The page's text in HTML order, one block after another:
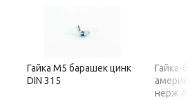
Гайка М5 барашек цинк
DIN 315
Гайка-
нерж